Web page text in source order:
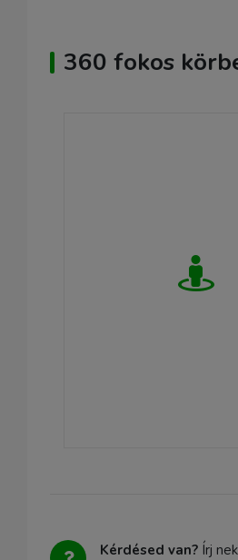
360 fokos
Kérdésed van? Írj